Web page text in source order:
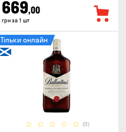
669,00
грн за 1 шт
(0)
Тільки онлайн